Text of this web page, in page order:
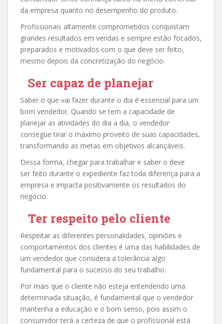
da empresa quanto no desempenho do produto.
Profissionais altamente comprometidos conquistam
grandes resultados em vendas e sempre estão focados,
preparados e motivados com o que deve ser feito,
mesmo depois da concretização do negócio.
Ser capaz de planejar
Saber o que vai fazer durante o dia é essencial para um
bom vendedor. Quando se tem a capacidade de
planejar as atividades do dia a dia, o vendedor
consegue tirar o máximo proveito de suas capacidades,
transformando as metas em objetivos alcançáveis.
Dessa forma, chegar para trabalhar e saber o deve
ser feito durante o expediente faz toda diferença para a
empresa e impacta positivamente os resultados do
negócio.
Ter respeito pelo cliente
Respeitar as diferentes personalidades, opiniões e
comportamentos dos clientes é uma das habilidades de
um vendedor que considera a tolerância algo
fundamental para o sucesso do seu trabalho.
Por mais que o cliente não esteja entendendo uma
determinada situação, é fundamental que o vendedor
mantenha a educação e o bom senso, pois assim o
consumidor terá a certeza de que o profissional está